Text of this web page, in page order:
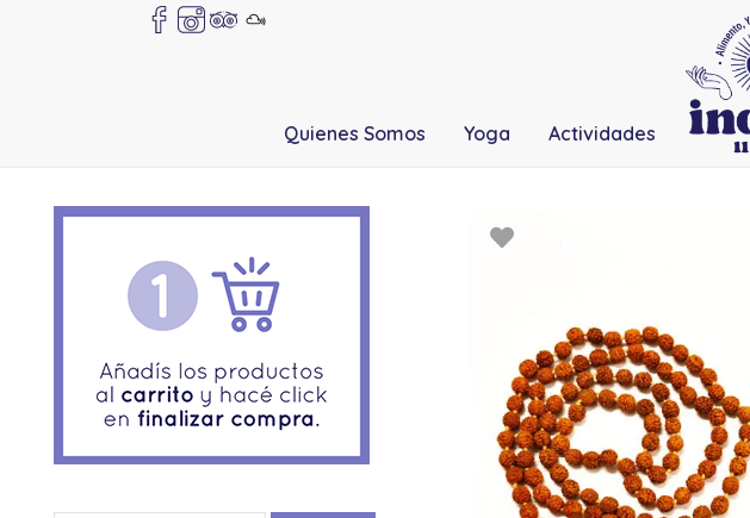
Quienes Somos Yoga Actividades